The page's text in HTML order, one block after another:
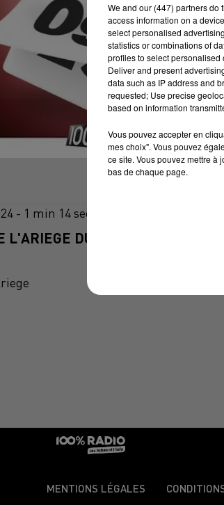
- 1 min 14 sec
L'ARIEGE DU 11/12/2024 À 13H38
MENTIONS LÉGALES
We and our (447) partnersdo
access information on a
select personalised
statistics or combinations of
profiles to select personalised
Deliver and present
data such as IP address and
requested; Use precise
based on information
Vous pouvez accepter en
mes choix". Vous pouvez
ce site. Vous pouvez mettre à
bas de chaque page.